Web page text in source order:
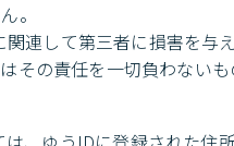
。
連して第三者に損害を
その責任を一切負わない